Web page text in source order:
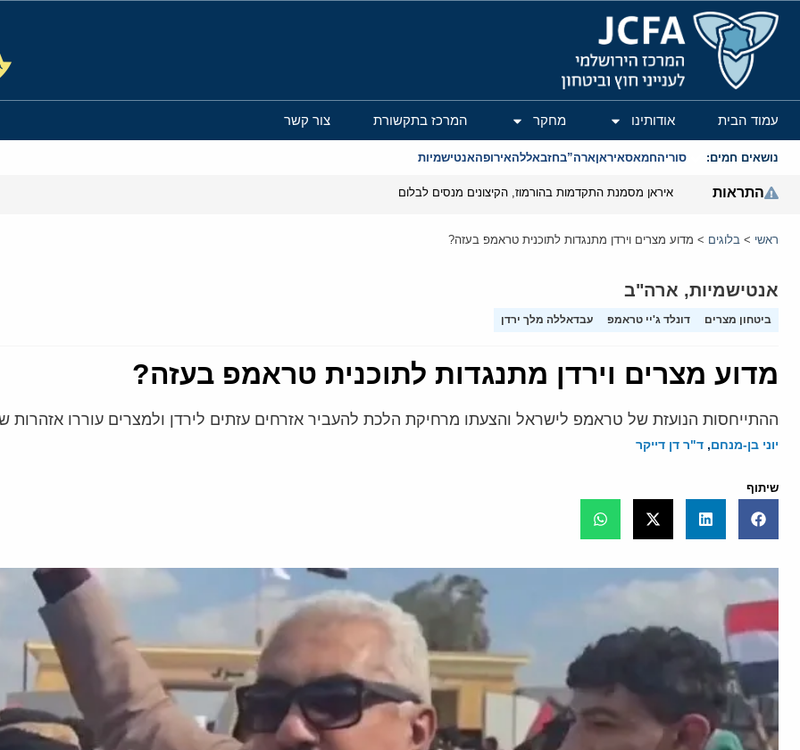
המרכז הירושלמי לענייני חוץ וביטחון
עמוד הבית אודותינו מחקר המרכז בתקשורת צור קשר
נושאים חמים: סוריהחמאסאיראןארה”בחזבאללהאירופהאנטישמיות
התראות איראן מסמנת התקדמות בהורמוז, הקיצונים מנסים לבלום
ראשי > בלוגים > מדוע מצרים וירדן מתנגדות לתוכנית טראמפ בעזה?
אנטישמיות, ארה"ב
ביטחון מצרים דונלד ג'יי טראמפ עבדאללה מלך ירדן
מדוע מצרים וירדן מתנגדות לתוכנית טראמפ בעזה?
ההתייחסות הנועזת של טראמפ לישראל והצעתו מרחיקת הלכת להעביר אזרחים עזתים לירדן ולמצרים עוררו אזהרות
יוני בן-מנחם, ד"ר דן דייקר
שיתוף